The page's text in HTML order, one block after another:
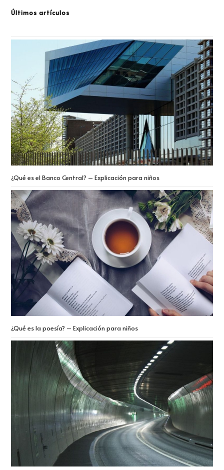
Últimos artículos
¿Qué es el Banco Central? – Explicación para niños
¿Qué es la poesía? – Explicación para niños